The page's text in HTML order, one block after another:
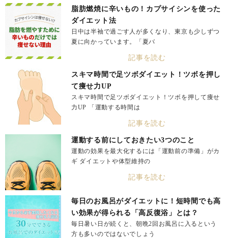
脂肪燃焼に辛いもの！カプサイシンを使った
ダイエット法
日中は半袖で過ごす人が多くなり、東京も少しずつ
夏に向かっています。「夏バ
記事を読む
スキマ時間で足ツボダイエット！ツボを押し
て痩せ力UP
スキマ時間で足ツボダイエット！ツボを押して痩せ
力UP 「運動する時間は
記事を読む
運動する前にしておきたい3つのこと
運動の効果を最大化するには「運動前の準備」がカ
ギ ダイエットや体型維持の
記事を読む
毎日のお風呂がダイエットに！短時間でも高
い効果が得られる「高反復浴」とは？
毎日暑い日が続くと、朝晩2回お風呂に入るという
方も多いのではないでしょう